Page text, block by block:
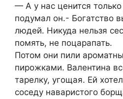
— А у нас ценится
подумал он.- Богатство
людей. Никуда нельзя
помять, не поцарапать.
Потом они пили
пирожками. Валентина
тарелку, угощая. Ей
соседу наваристого